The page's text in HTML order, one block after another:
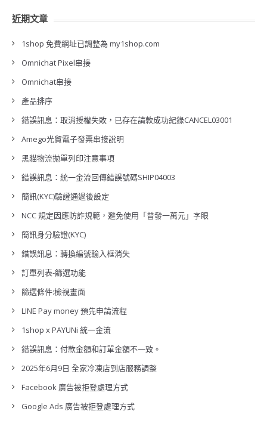
近期文章
1shop 免費網址已調整為 my1shop.com
Omnichat Pixel串接
Omnichat串接
產品排序
錯誤訊息：取消授權失敗，已存在請款成功紀錄CANCEL03001
Amego光貿電子發票串接說明
黑貓物流拋單列印注意事項
錯誤訊息：統一金流回傳錯誤號碼SHIP04003
簡訊(KYC)驗證通過後設定
NCC 規定因應防詐規範，避免使用「普發一萬元」字眼
簡訊身分驗證(KYC)
錯誤訊息：轉換編號輸入框消失
訂單列表-篩選功能
篩選條件:檢視畫面
LINE Pay money 預先申請流程
1shop x PAYUNi 統一金流
錯誤訊息：付款金額和訂單金額不一致。
2025年6月9日 全家冷凍店到店服務調整
Facebook 廣告被拒登處理方式
Google Ads 廣告被拒登處理方式